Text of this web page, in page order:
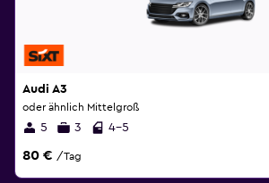
Audi A3
oder ähnlich Mittelgroß
5 3 4-5
80 € /Tag